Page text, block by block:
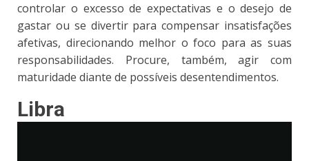
controlar o excesso de expectativas e o desejo de
gastar ou se divertir para compensar insatisfações
afetivas, direcionando melhor o foco para as suas
responsabilidades. Procure, também, agir com
maturidade diante de possíveis desentendimentos.
Libra